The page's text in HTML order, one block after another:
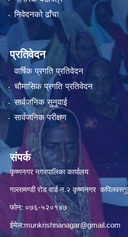
निवेदनको ढाँचा
प्रतिवेदन
वार्षिक प्रगति प्रतिवेदन
चौमासिक प्रगति प्रतिवेदन
सार्वजनिक सुनुवाई
सार्वजनिक परीक्षण
संपर्क
कृष्णनगर नगरपालिका कार्यालय
गल्लामण्डी रोड वार्ड न.२ कृष्णनगर कपिलवस्तु|
फोन: ०७६-५२०१४७
ईमेल:munkrishnanagar@gmail.com